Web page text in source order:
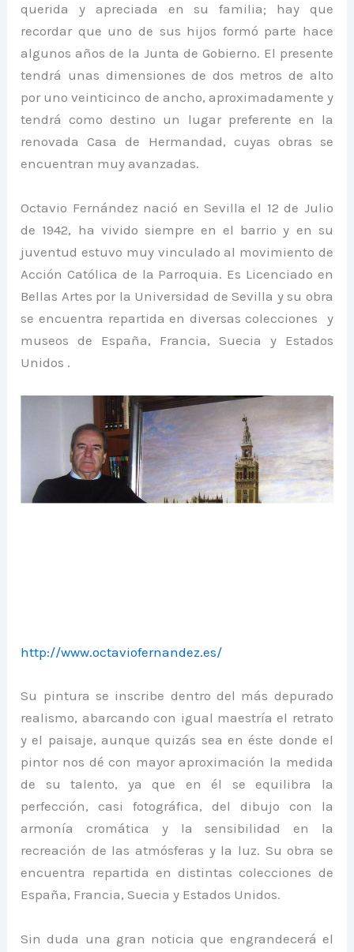
querida y apreciada en su familia; hay que
recordar que uno de sus hijos formó parte hace
algunos años de la Junta de Gobierno. El presente
tendrá unas dimensiones de dos metros de alto
por uno veinticinco de ancho, aproximadamente y
tendrá como destino un lugar preferente en la
renovada Casa de Hermandad, cuyas obras se
encuentran muy avanzadas.
Octavio Fernández nació en Sevilla el 12 de Julio
de 1942, ha vivido siempre en el barrio y en su
juventud estuvo muy vinculado al movimiento de
Acción Católica de la Parroquia. Es Licenciado en
Bellas Artes por la Universidad de Sevilla y su obra
se encuentra repartida en diversas colecciones y
museos de España, Francia, Suecia y Estados
Unidos .
http://www.octaviofernandez.es/
Su pintura se inscribe dentro del más depurado
realismo, abarcando con igual maestría el retrato
y el paisaje, aunque quizás sea en éste donde el
pintor nos dé con mayor aproximación la medida
de su talento, ya que en él se equilibra la
perfección, casi fotográfica, del dibujo con la
armonía cromática y la sensibilidad en la
recreación de las atmósferas y la luz. Su obra se
encuentra repartida en distintas colecciones de
España, Francia, Suecia y Estados Unidos.
Sin duda una gran noticia que engrandecerá el